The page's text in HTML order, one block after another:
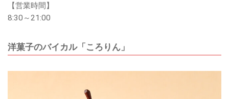
【営業時間】
8:30～21:00
洋菓子のバイカル「ころりん」